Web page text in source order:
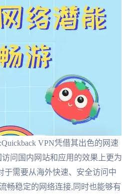
VPN凭借其出色的网速
问国内网站和应用的效果上更为
于需要从海外快速、安全访问中
畅稳定的网络连接,同时也能够有